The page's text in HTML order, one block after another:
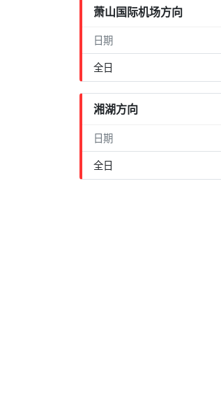
萧山国际机场方向
日期
全日
湘湖方向
日期
全日